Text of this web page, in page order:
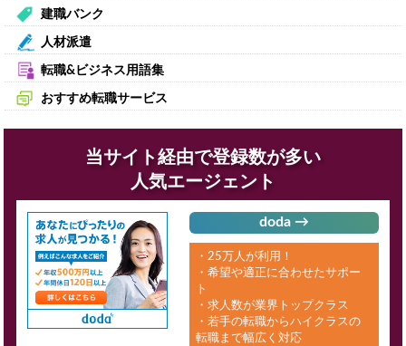
建職バンク
人材派遣
転職&ビジネス用語集
おすすめ転職サービス
当サイト経由で登録数が多い
人気エージェント
doda →
・25万人が利用！
・希望や適正に合わせたサポー
ト
・求人数が業界トップクラス
・若手の転職からハイクラスの
転職まで幅広く対応